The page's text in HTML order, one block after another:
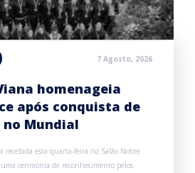
7 Agosto, 2026
homenageia
após conquista de
no Mundial
recebida esta quarta-feira no Salão Nobre
cerimónia de reconhecimento pelos